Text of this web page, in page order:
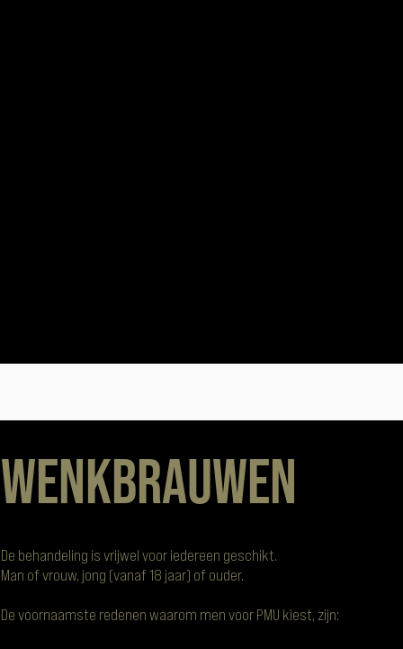
Wenkbrauwen
De behandeling is vrijwel voor iedereen geschikt.
Man of vrouw, jong (vanaf 18 jaar) of ouder.
De voornaamste redenen waarom men voor PMU kiest, zijn: